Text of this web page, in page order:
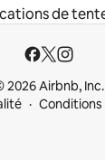
de
2026 Airbnb, Inc.
Conditions